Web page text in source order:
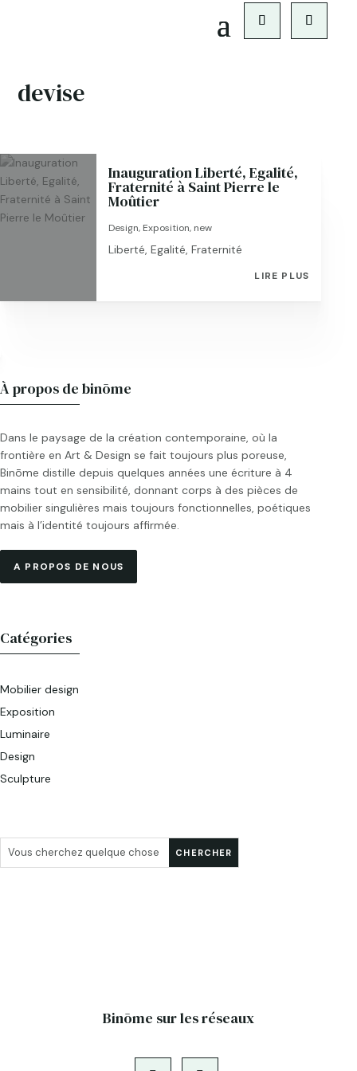
devise
Inauguration Liberté, Egalité,
Fraternité à Saint Pierre le
Moûtier
Design, Exposition, new
Liberté, Egalité, Fraternité
LIRE PLUS
À propos de binōme
Dans le paysage de la création contemporaine, où la
frontière en Art & Design se fait toujours plus poreuse,
Binōme distille depuis quelques années une écriture à 4
mains tout en sensibilité, donnant corps à des pièces de
mobilier singulières mais toujours fonctionnelles, poétiques
mais à l’identité toujours affirmée.
A PROPOS DE NOUS
Catégories
Mobilier design
Exposition
Luminaire
Design
Sculpture
Binōme sur les réseaux